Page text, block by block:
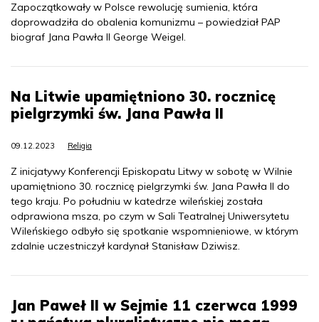
Zapoczątkowały w Polsce rewolucję sumienia, która
doprowadziła do obalenia komunizmu – powiedział PAP
biograf Jana Pawła II George Weigel.
Na Litwie upamiętniono 30. rocznicę
pielgrzymki św. Jana Pawła II
09.12.2023 Religia
Z inicjatywy Konferencji Episkopatu Litwy w sobotę w Wilnie
upamiętniono 30. rocznicę pielgrzymki św. Jana Pawła II do
tego kraju. Po południu w katedrze wileńskiej została
odprawiona msza, po czym w Sali Teatralnej Uniwersytetu
Wileńskiego odbyło się spotkanie wspomnieniowe, w którym
zdalnie uczestniczył kardynał Stanisław Dziwisz.
Jan Paweł II w Sejmie 11 czerwca 1999